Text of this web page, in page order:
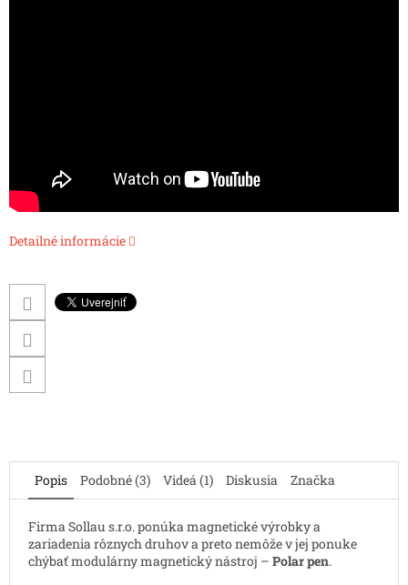
Detailné informácie
Popis Podobné (3) Videá (1) Diskusia Značka
Firma Sollau s.r.o. ponúka magnetické výrobky a
zariadenia rôznych druhov a preto nemôže v jej ponuke
chýbať modulárny magnetický nástroj – Polar pen.